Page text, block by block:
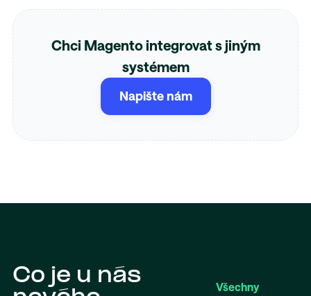
Chci Magento integrovat s jiným
systémem
Napište nám
Co je u nás
Všechny